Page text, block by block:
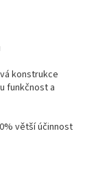
konstrukce
funkčnost a
větší účinnost